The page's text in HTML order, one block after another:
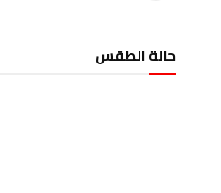
حالة الطقس